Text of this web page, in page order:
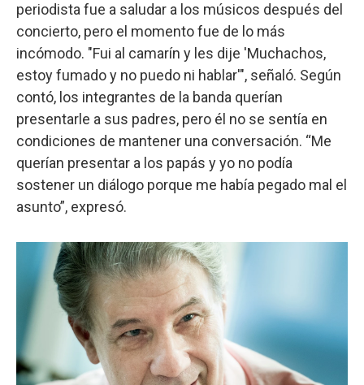
periodista fue a saludar a los músicos después del
concierto, pero el momento fue de lo más
incómodo. "Fui al camarín y les dije 'Muchachos,
estoy fumado y no puedo ni hablar'", señaló. Según
contó, los integrantes de la banda querían
presentarle a sus padres, pero él no se sentía en
condiciones de mantener una conversación. “Me
querían presentar a los papás y yo no podía
sostener un diálogo porque me había pegado mal el
asunto”, expresó.